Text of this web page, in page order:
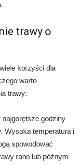
trawy o
korzyści dla
warto
trawy:
godziny
Wysoka temperatura i
spowodować
rano lub późnym